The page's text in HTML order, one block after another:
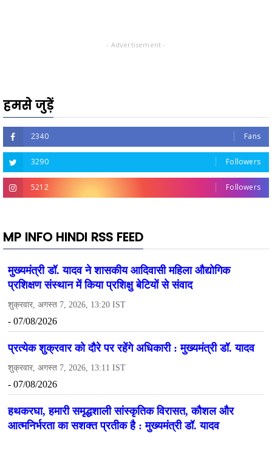
- Advertisement -
हमसे जुड़ें
2340 Fans
3290 Followers
5212 Followers
MP INFO HINDI RSS FEED